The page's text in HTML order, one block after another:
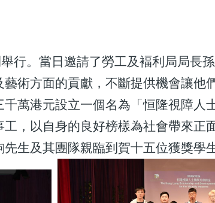
行。當日邀請了勞工及褔利局局長
術方面的貢獻，不斷提供機會讓他
萬港元設立一個名為「恒隆視障人
，以自身的良好榜樣為社會帶來正
生及其團隊親臨到賀十五位獲獎學